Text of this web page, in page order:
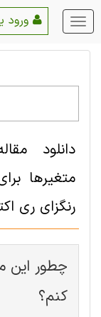
منو
اصلی
دانلود
متغیرها
رنگزای ری
چطور این
کنم؟